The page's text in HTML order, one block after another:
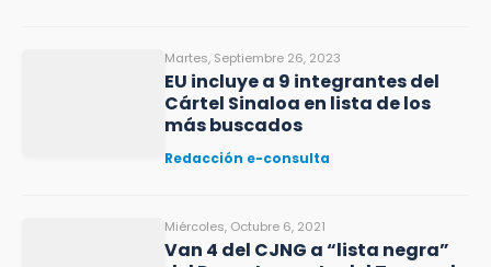
Martes, Septiembre 26, 2023
EU incluye a 9 integrantes del
Cártel Sinaloa en lista de los
más buscados
Redacción e-consulta
Miércoles, Octubre 6, 2021
Van 4 del CJNG a “lista negra”